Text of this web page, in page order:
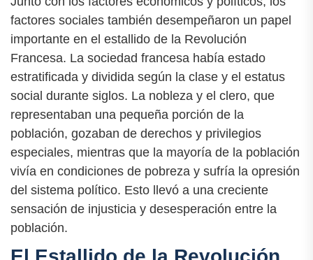
factores sociales también desempeñaron un papel
importante en el estallido de la Revolución
Francesa. La sociedad francesa había estado
estratificada y dividida según la clase y el estatus
social durante siglos. La nobleza y el clero, que
representaban una pequeña porción de la
población, gozaban de derechos y privilegios
especiales, mientras que la mayoría de la población
vivía en condiciones de pobreza y sufría la opresión
del sistema político. Esto llevó a una creciente
sensación de injusticia y desesperación entre la
población.